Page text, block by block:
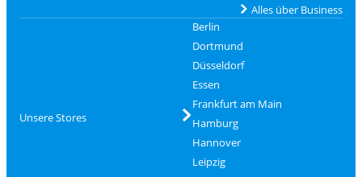
Alles über Business
Unsere Stores
Berlin
Dortmund
Düsseldorf
Essen
Frankfurt am Main
Hamburg
Hannover
Leipzig